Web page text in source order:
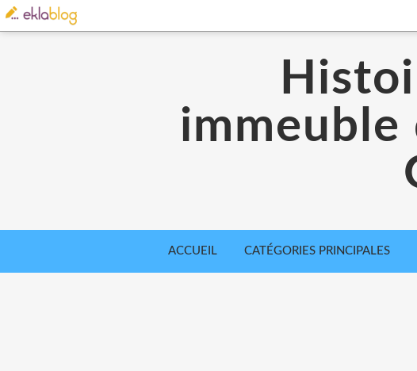
immeuble
ACCUEIL CATÉGORIES PRINCIPALES